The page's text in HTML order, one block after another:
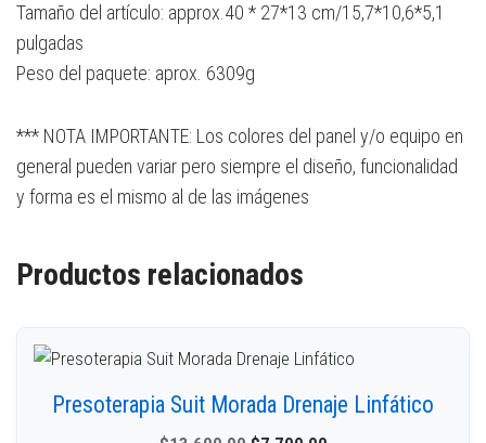
Tamaño del artículo: approx.40 * 27*13 cm/15,7*10,6*5,1
pulgadas
Peso del paquete: aprox. 6309g
*** NOTA IMPORTANTE: Los colores del panel y/o equipo en
general pueden variar pero siempre el diseño, funcionalidad
y forma es el mismo al de las imágenes
Productos relacionados
Presoterapia Suit Morada Drenaje Linfático